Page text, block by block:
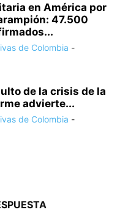
en América por
47.500
de Colombia -
de la crisis de la
advierte...
de Colombia -